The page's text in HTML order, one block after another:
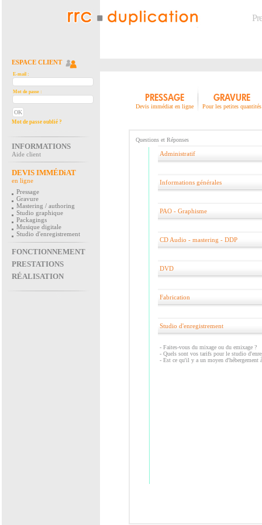
ESPACE CLIENT
E-mail :
Mot de passe :
Mot de passe oublié ?
INFORMATIONS
Aide client
DEVIS IMMÉDiAT
en ligne
Pressage
Gravure
Mastering / authoring
Studio graphique
Packagings
Musique digitale
Studio d'enregistrement
FONCTIONNEMENT
PRESTATIONS
RÉALISATION
PRESSAGE
Devis immédiat en ligne
GRAVURE
Pour les petites quantités
Questions et Réponses
Administratif
Informations générales
PAO - Graphisme
CD Audio - mastering - DDP
DVD
Fabrication
Studio d'enregistrement
- Faites-vous du mixage ou du emixage ?
- Quels sont vos tarifs pour le studio
- Est ce qu'il y a un moyen d'hébergement